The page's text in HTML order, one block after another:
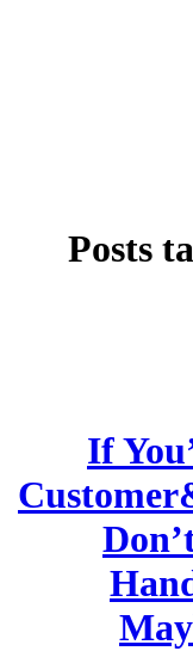
Posts
If